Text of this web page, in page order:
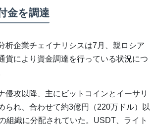
金を調達
析企業チェイナリシスは7月、親ロシア
貨により資金調達を行っている状況につ
侵攻以降、主にビットコインとイーサリ
られ、合わせて約3億円（220万ドル）以
組織に分配されていた。USDT、ライト